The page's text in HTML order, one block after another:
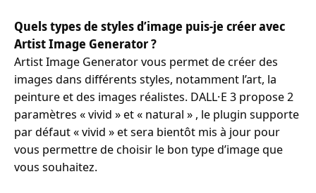
Quels types de styles d’image puis-je créer avec
Artist Image Generator ?
Artist Image Generator vous permet de créer des
images dans différents styles, notamment l’art, la
peinture et des images réalistes. DALL·E 3 propose 2
paramètres « vivid » et « natural » , le plugin supporte
par défaut « vivid » et sera bientôt mis à jour pour
vous permettre de choisir le bon type d’image que
vous souhaitez.